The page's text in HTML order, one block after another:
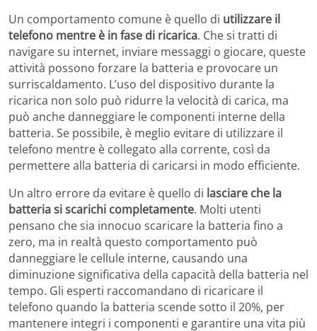
Un comportamento comune è quello di utilizzare il
telefono mentre è in fase di ricarica. Che si tratti di
navigare su internet, inviare messaggi o giocare, queste
attività possono forzare la batteria e provocare un
surriscaldamento. L’uso del dispositivo durante la
ricarica non solo può ridurre la velocità di carica, ma
può anche danneggiare le componenti interne della
batteria. Se possibile, è meglio evitare di utilizzare il
telefono mentre è collegato alla corrente, così da
permettere alla batteria di caricarsi in modo efficiente.
Un altro errore da evitare è quello di lasciare che la
batteria si scarichi completamente. Molti utenti
pensano che sia innocuo scaricare la batteria fino a
zero, ma in realtà questo comportamento può
danneggiare le cellule interne, causando una
diminuzione significativa della capacità della batteria nel
tempo. Gli esperti raccomandano di ricaricare il
telefono quando la batteria scende sotto il 20%, per
mantenere integri i componenti e garantire una vita più